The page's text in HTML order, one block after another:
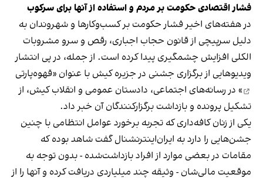
فشار اقتصادی حکومت بر مردم و استفاده از آنها برای سرکوب
در هفته‌های اخیر فشار حکومت بر کسب‌وکارها و شهروندان به
دلیل سرپیچی از قانون حجاب اجباری، رقص و سرو مشروبات
الکلی افزایش چشمگیری پیدا کرده است. از جمله، در پی انتشار
ویدیوهایی از برگزاری جشنی در جزیره کیش با عنوان «قهوه‌پارتی
» در رسانه‌های اجتماعی، دادستان عمومی و انقلاب کیش، از
تشکیل پرونده و بازداشت برگزارکنندگان آن خبر داد.
یکی از زنان کافه‌داری که تجربه برخورد عوامل انتظامی با چنین
جشن‌هایی را دارد به ایران‌اینترنشنال گفت شاهد بوده که
مقامات در بعضی موارد از افراد بازداشت‌‌شده - بدون توجه به
موقعیت مالی‌شان - وثیقه چند میلیاردی دریافت کرده و آنها را از